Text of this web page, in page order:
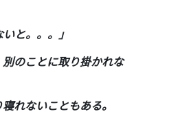
と。。。」
別のことに取り掛かれな
れないこともある。